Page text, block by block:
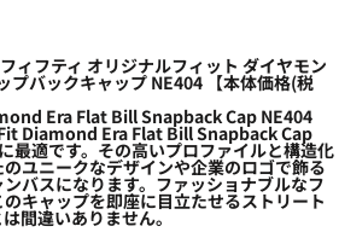
ィフティ オリジナルフィット ダイヤモン
プバックキャップ NE404 【本体価格(税
Era Flat Bill Snapback Cap NE404
Diamond Era Flat Bill Snapback Cap
最適です。その高いプロファイルと構造化
ユニークなデザインや企業のロゴで飾る
バスになります。ファッショナブルなフ
キャップを即座に目立たせるストリート
間違いありません。